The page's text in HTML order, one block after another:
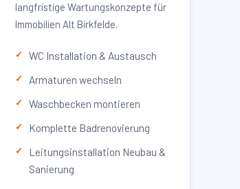
langfristige Wartungskonzepte für
Immobilien Alt Birkfelde.
WC Installation & Austausch
Armaturen wechseln
Waschbecken montieren
Komplette Badrenovierung
Leitungsinstallation Neubau &
Sanierung